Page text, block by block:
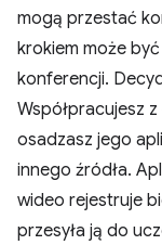
mogą przestać
krokiem może
konferencji.
Współpracujesz
osadzasz jego
innego źródła.
wideo rejestruje
przesyła ją do